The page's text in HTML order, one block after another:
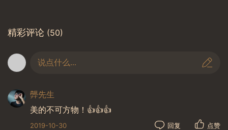
精彩评论 (50)
说点什么...
龏先生
美的不可方物！👍👍👍
2019-10-30 回复 点赞